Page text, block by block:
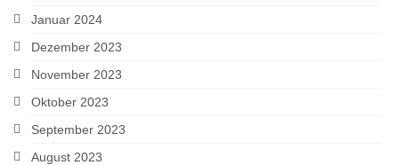
Januar 2024
Dezember 2023
November 2023
Oktober 2023
September 2023
August 2023